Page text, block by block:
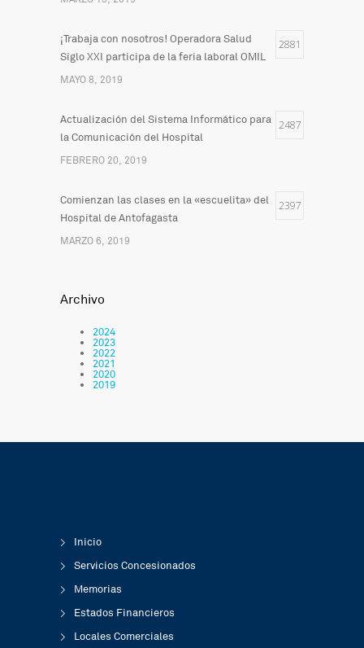
¡Trabaja con nosotros! Operadora Salud
Siglo XXI participa de la feria laboral OMIL
2881
MAYO 8, 2019
Actualización del Sistema Informático para
la Comunicación del Hospital
2487
FEBRERO 20, 2019
Comienzan las clases en la «escuelita» del
Hospital de Antofagasta
2397
MARZO 6, 2019
Archivo
2024
2023
2022
2021
2020
2019
Inicio
Servicios Concesionados
Memorias
Estados Financieros
Locales Comerciales